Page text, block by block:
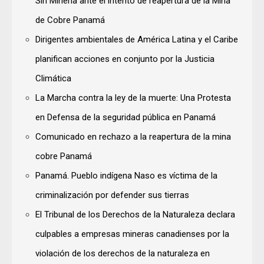
de Cobre Panamá
Dirigentes ambientales de América Latina y el Caribe
planifican acciones en conjunto por la Justicia
Climática
La Marcha contra la ley de la muerte: Una Protesta
en Defensa de la seguridad pública en Panamá
Comunicado en rechazo a la reapertura de la mina
cobre Panamá
Panamá. Pueblo indígena Naso es víctima de la
criminalización por defender sus tierras
El Tribunal de los Derechos de la Naturaleza declara
culpables a empresas mineras canadienses por la
violación de los derechos de la naturaleza en